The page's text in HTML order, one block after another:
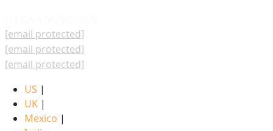
[email protected]
[email protected]
[email protected]
US |
UK |
Mexico |